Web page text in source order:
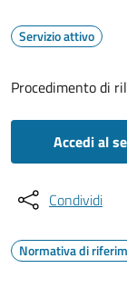
Servizio attivo
Procedimento di
Accedi al
Condividi
Normativa di